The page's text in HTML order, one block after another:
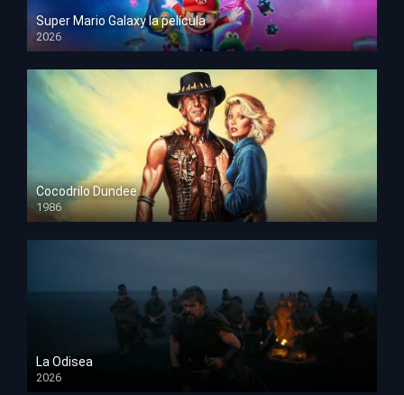
Super Mario Galaxy la película
2026
HD 1080p
Cocodrilo Dundee
1986
HD 1080p
La Odisea
2026
TS Screener